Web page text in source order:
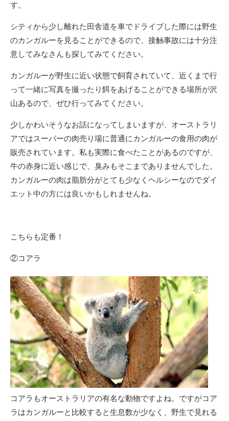
す。
シティから少し離れた田舎道を車でドライブした際には野生
のカンガルーを見ることができるので、接触事故には十分注
意してみなさんも探してみてください。
カンガルーが野生に近い状態で飼育されていて、近くまで行
って一緒に写真を撮ったり餌をあげることができる場所が沢
山あるので、ぜひ行ってみてください。
少しかわいそうなお話になってしまいますが、オーストラリ
アではスーパーの肉売り場に普通にカンガルーの食用の肉が
販売されています。私も実際に食べたことがあるのですが、
牛の赤身に近い感じで、臭みもそこまでありませんでした。
カンガルーの肉は脂肪分がとても少なくヘルシーなのでダイ
エット中の方には良いかもしれませんね。
こちらも定番！
②コアラ
コアラもオーストラリアの有名な動物ですよね。ですがコア
ラはカンガルーと比較すると生息数が少なく、野生で見れる